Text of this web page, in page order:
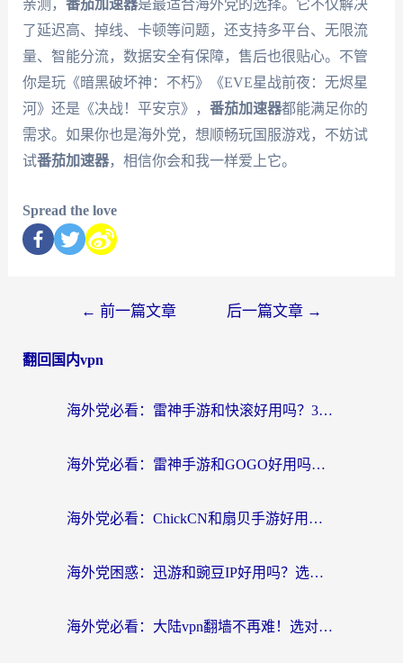
亲测， 番茄加速器是最适合海外党的选择。它不仅解决
了延迟高、掉线、卡顿等问题，还支持多平台、无限流
量、智能分流，数据安全有保障，售后也很贴心。不管
你是玩《暗黑破坏神：不朽》《EVE星战前夜：无烬星
河》还是《决战！平安京》， 番茄加速器都能满足你的
需求。如果你也是海外党，想顺畅玩国服游戏，不妨试
试番茄加速器，相信你会和我一样爱上它。
Spread the love
← 前一篇文章 后一篇文章 →
翻回国内vpn
海外党必看：雷神手游和快滚好用吗？3步选对回国加速器无缝刷国内资源
海外党必看：雷神手游和GOGO好用吗？3步选对回国加速器，无缝刷剧玩原神
海外党必看：ChickCN和扇贝手游好用吗？3步选对回国加速器无缝刷国内资源
海外党困惑：迅游和豌豆IP好用吗？选对回国加速器，刷剧游戏再也不卡
海外党必看：大陆vpn翻墙不再难！选对加速器，无缝刷国内资源